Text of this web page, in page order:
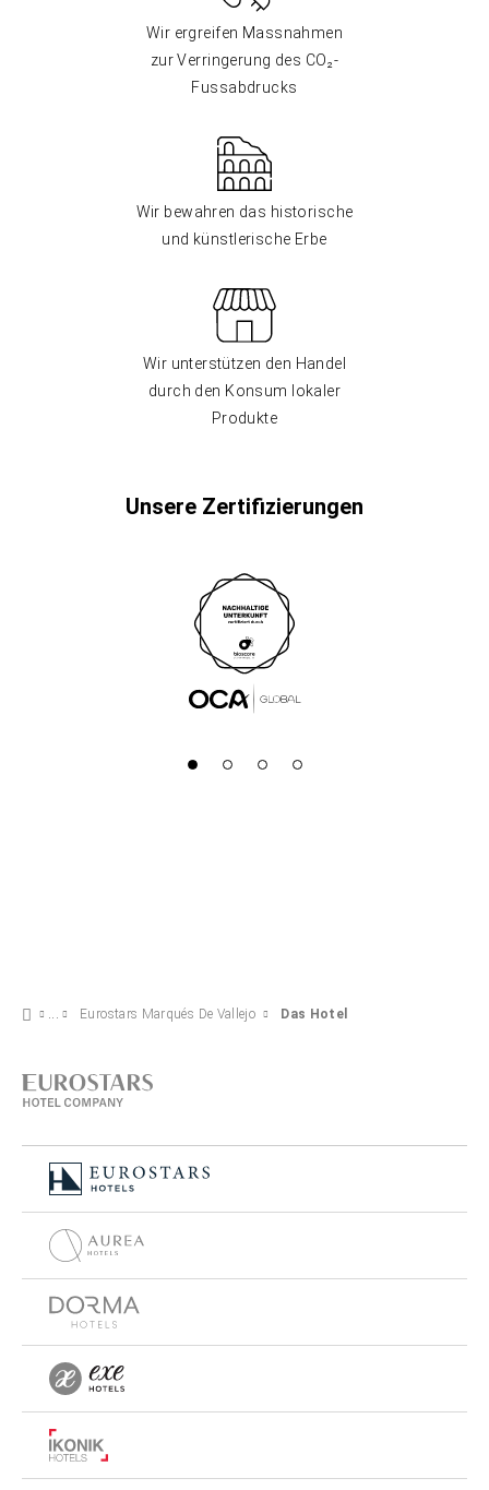
Wir ergreifen Massnahmen
zur Verringerung des CO₂-
Fussabdrucks
Wir bewahren das historische
und künstlerische Erbe
Wir unterstützen den Handel
durch den Konsum lokaler
Produkte
Unsere Zertifizierungen
Eurostars Marqués De Vallejo Das Hotel